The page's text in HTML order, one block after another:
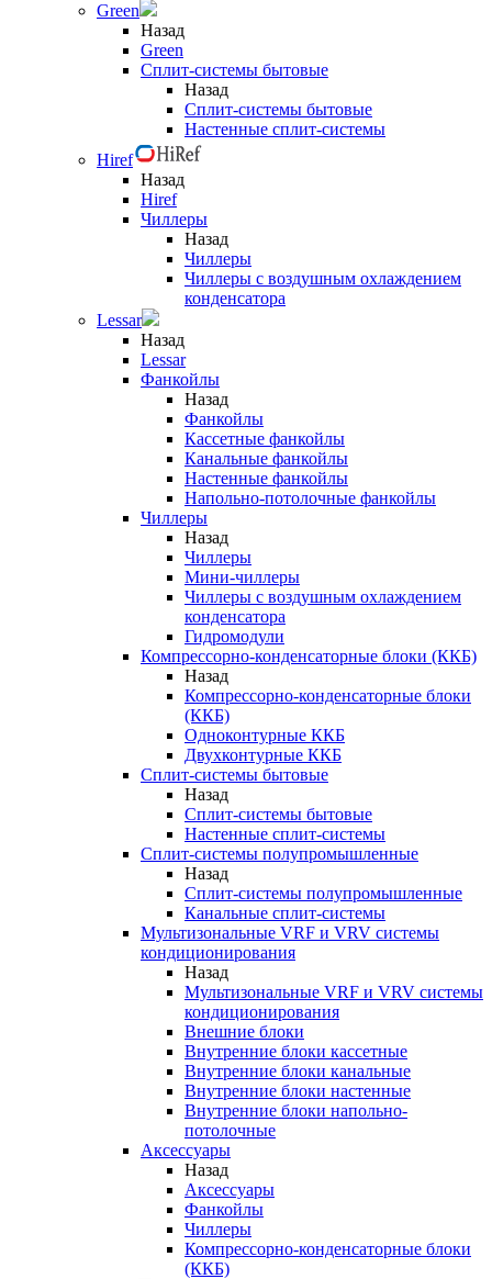
Green
Назад
Green
Сплит-системы бытовые
Назад
Сплит-системы бытовые
Настенные сплит-системы
Hiref
Назад
Hiref
Чиллеры
Назад
Чиллеры
Чиллеры с воздушным охлаждением
конденсатора
Lessar
Назад
Lessar
Фанкойлы
Назад
Фанкойлы
Кассетные фанкойлы
Канальные фанкойлы
Настенные фанкойлы
Напольно-потолочные фанкойлы
Чиллеры
Назад
Чиллеры
Мини-чиллеры
Чиллеры с воздушным охлаждением
конденсатора
Гидромодули
Компрессорно-конденсаторные блоки (ККБ)
Назад
Компрессорно-конденсаторные блоки
(ККБ)
Одноконтурные ККБ
Двухконтурные ККБ
Сплит-системы бытовые
Назад
Сплит-системы бытовые
Настенные сплит-системы
Сплит-системы полупромышленные
Назад
Сплит-системы полупромышленные
Канальные сплит-системы
Мультизональные VRF и VRV системы
кондиционирования
Назад
Мультизональные VRF и VRV системы
кондиционирования
Внешние блоки
Внутренние блоки кассетные
Внутренние блоки канальные
Внутренние блоки настенные
Внутренние блоки напольно-
потолочные
Аксессуары
Назад
Аксессуары
Фанкойлы
Чиллеры
Компрессорно-конденсаторные блоки
(ККБ)